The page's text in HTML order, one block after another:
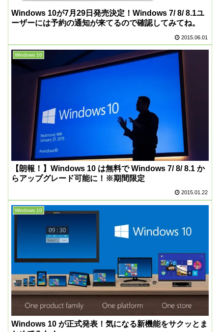
Windows 10が7月29日発売決定！Windows 7/ 8/ 8.1ユ
ーザーには予約の通知が来てるので確認してみてね。
2015.06.01
Windows 10
【朗報！】Windows 10 は無料で Windows 7/ 8/ 8.1 か
らアップグレード可能に！※期間限定
2015.01.22
Windows 10
Windows 10 が正式発表！気になる新機能をサクッとま